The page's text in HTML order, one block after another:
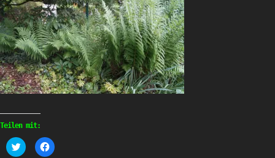
Teilen mit:
Klick,
um
Klick,
um